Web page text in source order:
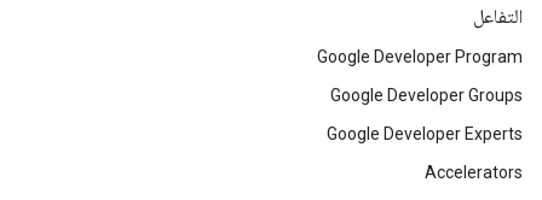
التفاعل
Google Developer Program
Google Developer Groups
Google Developer Experts
Accelerators